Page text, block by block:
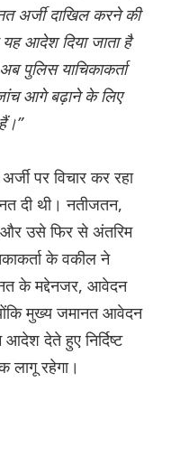
अर्जी दाखिल करने की
आदेश दिया जाता है
पुलिस याचिकाकर्ता
आगे बढ़ाने के लिए
पर विचार कर रहा
दी थी। नतीजतन,
और उसे फिर से अंतरिम
के वकील ने
के मद्देनजर, आवेदन
मुख्य जमानत आवेदन
आदेश देते हुए निर्दिष्ट
रहेगा।